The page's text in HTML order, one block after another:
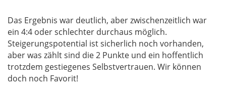
Das Ergebnis war deutlich, aber zwischenzeitlich war
ein 4:4 oder schlechter durchaus möglich.
Steigerungspotential ist sicherlich noch vorhanden,
aber was zählt sind die 2 Punkte und ein hoffentlich
trotzdem gestiegenes Selbstvertrauen. Wir können
doch noch Favorit!